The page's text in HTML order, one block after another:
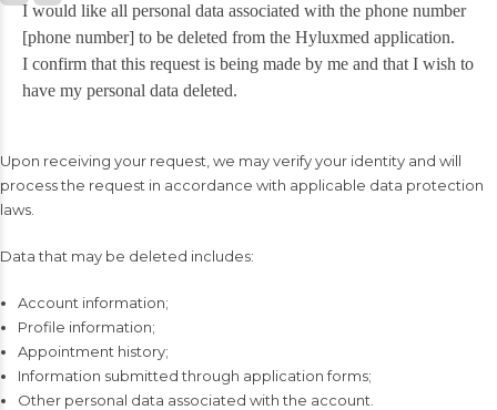
I would like all personal data associated with the phone number
[phone number] to be deleted from the Hyluxmed application.
I confirm that this request is being made by me and that I wish to
have my personal data deleted.
Upon receiving your request, we may verify your identity and will
process the request in accordance with applicable data protection
laws.
Data that may be deleted includes:
Account information;
Profile information;
Appointment history;
Information submitted through application forms;
Other personal data associated with the account.